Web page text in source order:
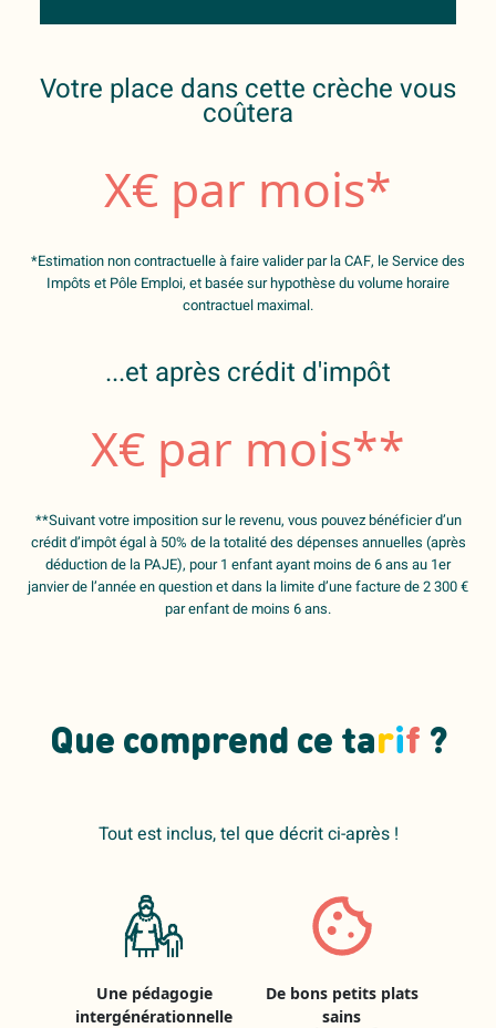
Votre place dans cette crèche vous
coûtera
X€ par mois*
*Estimation non contractuelle à faire valider par la CAF, le Service des
Impôts et Pôle Emploi, et basée sur hypothèse du volume horaire
contractuel maximal.
...et après crédit d'impôt
X€ par mois**
**Suivant votre imposition sur le revenu, vous pouvez bénéficier d’un
crédit d’impôt égal à 50% de la totalité des dépenses annuelles (après
déduction de la PAJE), pour 1 enfant ayant moins de 6 ans au 1er
janvier de l’année en question et dans la limite d’une facture de 2 300 €
par enfant de moins 6 ans.
Que comprend ce tarif ?
Tout est inclus, tel que décrit ci-après !
Une pédagogie
intergénérationnelle
De bons petits plats
sains